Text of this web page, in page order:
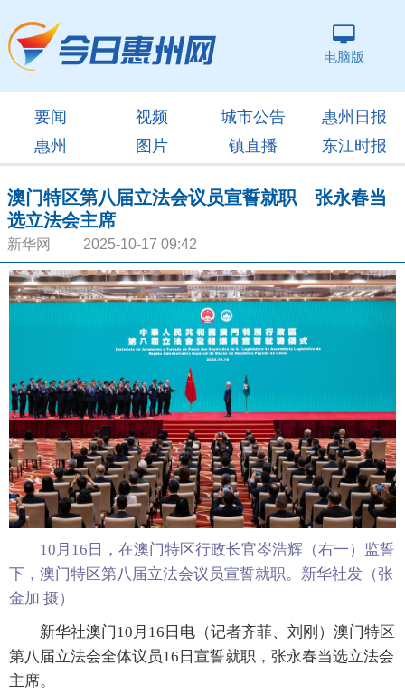
电脑版
要闻 视频 城市公告
惠州日报
惠州
图片 镇直播 东江时报
澳门特区第八届立法会议员宣誓就职 张永春当
选立法会主席
新华网 2025-10-17 09:42
10月16日，在澳门特区行政长官岑浩辉（右一）监誓
下，澳门特区第八届立法会议员宣誓就职。新华社发（张
金加 摄）
新华社澳门10月16日电（记者齐菲、刘刚）澳门特区
第八届立法会全体议员16日宣誓就职，张永春当选立法会
主席。